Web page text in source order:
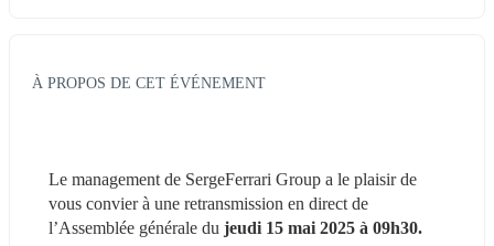
À PROPOS DE CET ÉVÉNEMENT
Le management de SergeFerrari Group a le plaisir de
vous convier à une retransmission en direct de
l’Assemblée générale du jeudi 15 mai 2025 à 09h30.